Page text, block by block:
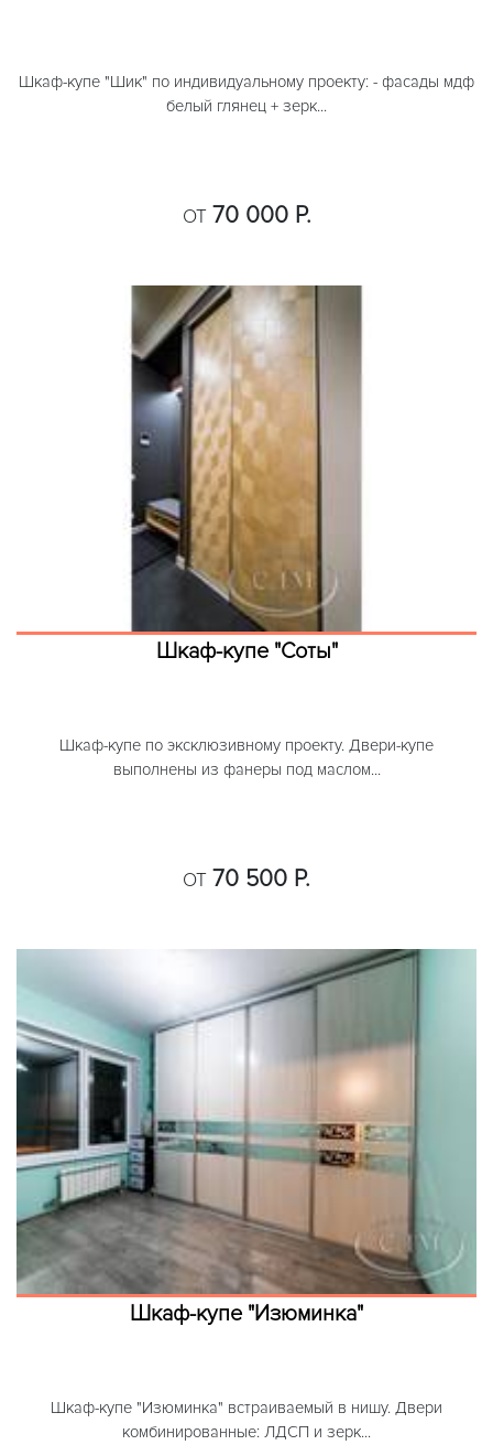
Шкаф-купе "Шик" по индивидуальному проекту: - фасады мдф
белый глянец + зерк...
ОТ 70 000 Р.
Шкаф-купе "Соты"
Шкаф-купе по эксклюзивному проекту. Двери-купе
выполнены из фанеры под маслом...
ОТ 70 500 Р.
Шкаф-купе "Изюминка"
Шкаф-купе "Изюминка" встраиваемый в нишу. Двери
комбинированные: ЛДСП и зерк...